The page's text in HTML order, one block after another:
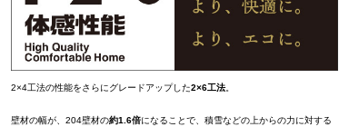
2×4工法の性能をさらにグレードアップした2×6工法。
壁材の幅が、204壁材の約1.6倍になることで、積雪などの上からの力に対する